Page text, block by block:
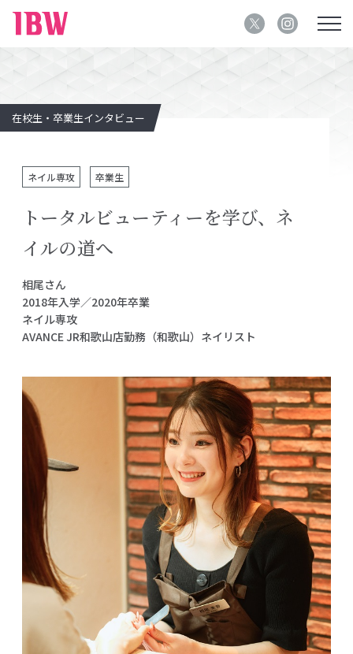
在校生・卒業生インタビュー
ネイル専攻 卒業生
トータルビューティーを学び、ネ
イルの道へ
相尾さん
2018年入学／2020年卒業
ネイル専攻
AVANCE JR和歌山店勤務（和歌山）ネイリスト